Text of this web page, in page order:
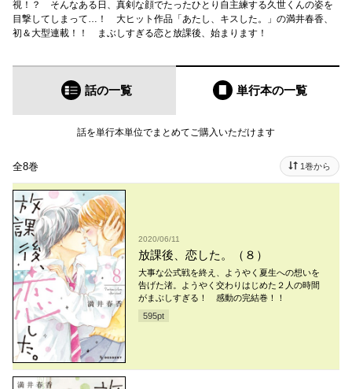
視！？ そんなある日、真剣な顔でたったひとり自主練する久世くんの姿を
目撃してしまって…！ 大ヒット作品「あたし、キスした。」の満井春香、
初＆大型連載！！ まぶしすぎる恋と放課後、始まります！
話の一覧 単行本の一覧
話を単行本単位でまとめてご購入いただけます
全8巻 1巻から
2020/06/11
放課後、恋した。（８）
大事な公式戦を終え、ようやく夏生への想いを
告げた渚。ようやく交わりはじめた２人の時間
がまぶしすぎる！ 感動の完結巻！！
595pt